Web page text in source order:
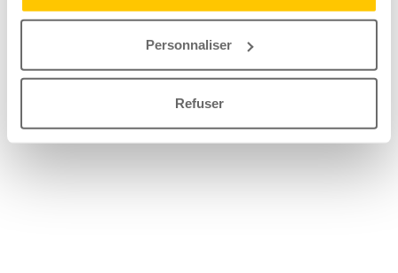
Personnaliser
Refuser